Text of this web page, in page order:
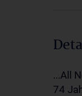
...All
74